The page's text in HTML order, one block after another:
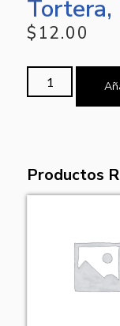
Tortera,
$ 12.00
Productos